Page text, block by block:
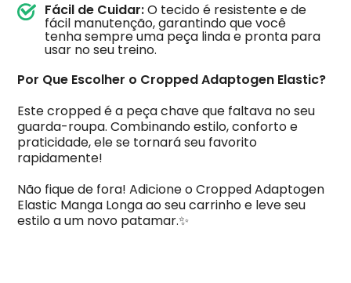
Fácil de Cuidar:O tecido é resistente e de
fácil manutenção, garantindo que você
tenha sempre uma peça linda e pronta para
usar no seu treino.
Por Que Escolher o Cropped Adaptogen Elastic?
Este cropped é a peça chave que faltava no seu
guarda-roupa. Combinando estilo, conforto e
praticidade, ele se tornará seu favorito
rapidamente!
Não fique de fora! Adicione o Cropped Adaptogen
Elastic Manga Longa ao seu carrinho e leve seu
estilo a um novo patamar.✨